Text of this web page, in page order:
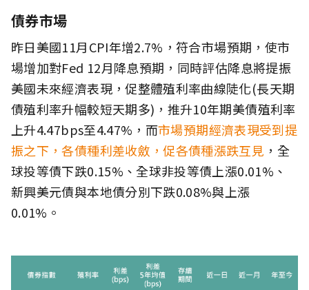
債券市場
昨日美國11月CPI年增2.7%，符合市場預期，使市
場增加對Fed 12月降息預期，同時評估降息將提振
美國未來經濟表現，促整體殖利率曲線陡化(長天期
債殖利率升幅較短天期多)，推升10年期美債殖利率
上升4.47bps至4.47%，而市場預期經濟表現受到提
振之下，各債種利差收斂，促各債種漲跌互見 ，全
球投等債下跌0.15%、全球非投等債上漲0.01%、
新興美元債與本地債分別下跌0.08%與上漲
0.01%。